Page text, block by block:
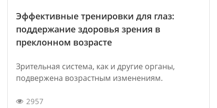
Эффективные тренировки для глаз:
поддержание здоровья зрения в
преклонном возрасте
Зрительная система, как и другие органы,
подвержена возрастным изменениям.
2957